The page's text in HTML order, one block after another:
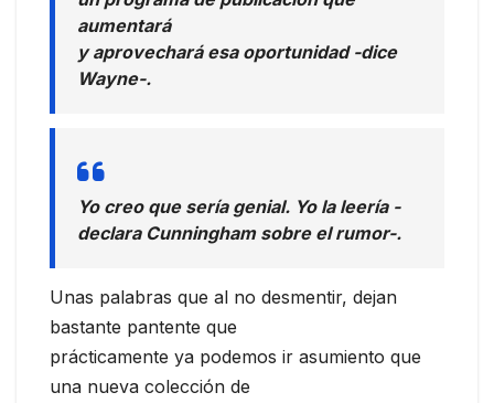
aumentará
y aprovechará esa oportunidad -dice
Wayne-.
Yo creo que sería genial. Yo la leería -
declara Cunningham sobre el rumor-.
Unas palabras que al no desmentir, dejan
bastante pantente que
prácticamente ya podemos ir asumiento que
una nueva colección de